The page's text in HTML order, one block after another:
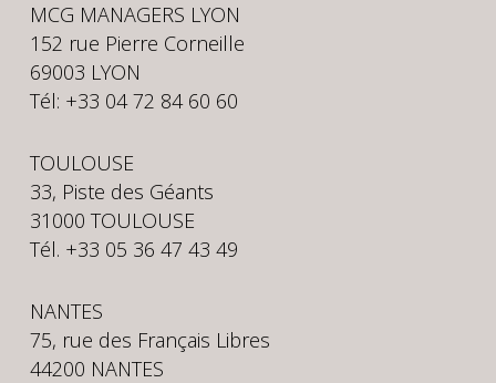
MCG MANAGERS LYON
152 rue Pierre Corneille
69003 LYON
Tél: +33 04 72 84 60 60
TOULOUSE
33, Piste des Géants
31000 TOULOUSE
Tél. +33 05 36 47 43 49
NANTES
75, rue des Français Libres
44200 NANTES